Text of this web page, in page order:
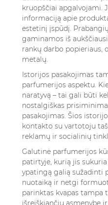
kruopščiai apgalvojami.
informaciją apie
estetinį įspūdį.
gaminamos iš
rankų darbo popieriaus,
metalų.
Istorijos pasakojimas
parfumerijos aspektu.
naratyvą – tai gali būti
nostalgiškas
pasakojimas. Šios
kontakto su vartotoju
reklamų ir socialinių
Galutinė parfumerijos
patirtyje, kurią jis
ypatingą galią sužadinti
nuotaiką ir netgi
parinktas kvapas tampa
išreiškiančiu asmenybę